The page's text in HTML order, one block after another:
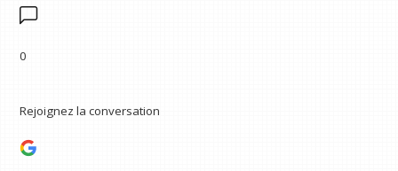
0
Rejoignez la conversation